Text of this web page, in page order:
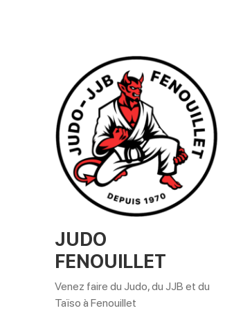
JUDO
FENOUILLET
Venez faire du Judo, du JJB et du
Taïso à Fenouillet